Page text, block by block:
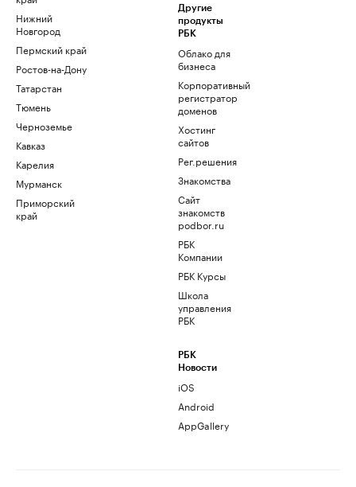
Нижний
Новгород
Пермский край
Ростов-на-Дону
Татарстан
Тюмень
Черноземье
Кавказ
Карелия
Мурманск
Приморский
край
Другие
продукты
РБК
Облако для
бизнеса
Корпоративный
регистратор
доменов
Хостинг
сайтов
Рег.решения
Знакомства
Сайт
знакомств
podbor.ru
РБК
Компании
РБК Курсы
Школа
управления
РБК
РБК
Новости
iOS
Android
AppGallery